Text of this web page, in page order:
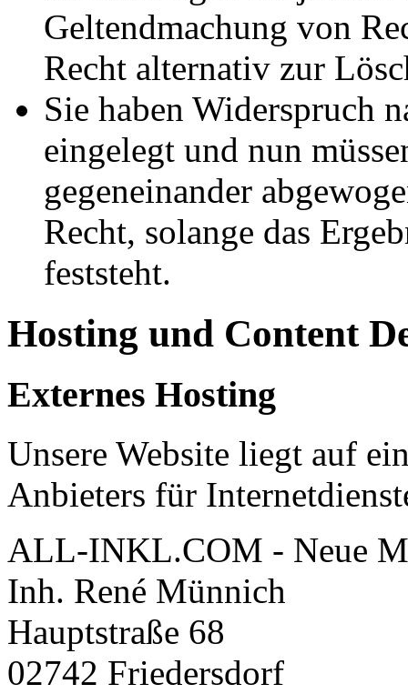
Geltendmachung von
Recht alternativ zur
Sie haben Widerspruch
eingelegt und nun
gegeneinander
Recht, solange das
feststeht.
Hosting und Content
Externes Hosting
Unsere Website liegt auf
Anbieters für
ALL-INKL.COM - Neue
Inh. René Münnich
Hauptstraße 68
02742 Friedersdorf